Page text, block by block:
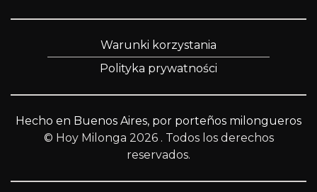
Warunki korzystania
Polityka prywatności
Hecho en Buenos Aires, por porteños milongueros
© Hoy Milonga 2026 . Todos los derechos
reservados.